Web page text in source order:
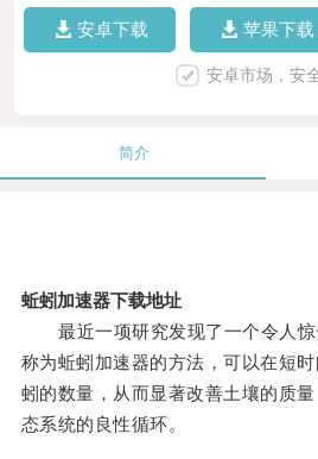
安卓下载 苹果下载
安卓市场，安
简介
蚯蚓加速器下载地址
最近一项研究发现了一个令人惊
称为蚯蚓加速器的方法，可以在短
蚓的数量，从而显著改善土壤的质
态系统的良性循环。